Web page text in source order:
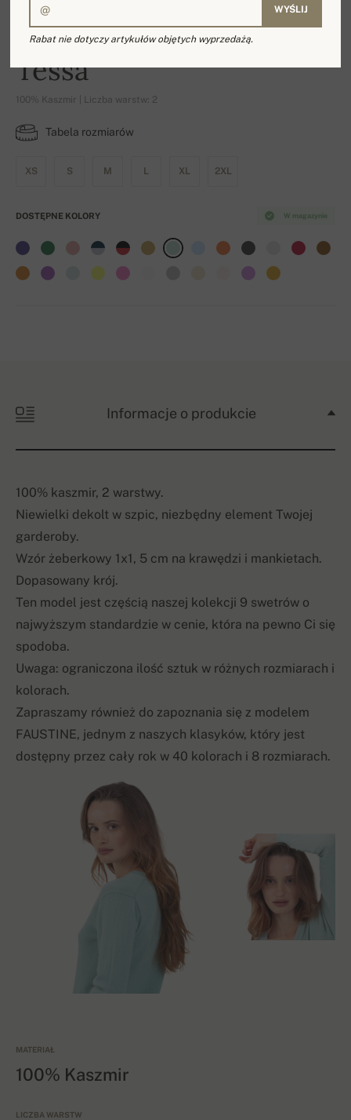
Tessa
100% Kaszmir | Liczba warstw: 2
Tabela rozmiarów
XS S M L XL 2XL
W magazynie
DOSTĘPNE KOLORY
Informacje o produkcie
100% kaszmir, 2 warstwy.
Niewielki dekolt w szpic, niezbędny element Twojej
garderoby.
Wzór żeberkowy 1x1, 5 cm na krawędzi i mankietach.
Dopasowany krój.
Ten model jest częścią naszej kolekcji 9 swetrów o
najwyższym standardzie w cenie, która na pewno Ci się
spodoba.
Uwaga: ograniczona ilość sztuk w różnych rozmiarach i
kolorach.
Zapraszamy również do zapoznania się z modelem
FAUSTINE, jednym z naszych klasyków, który jest
dostępny przez cały rok w 40 kolorach i 8 rozmiarach.
MATERIAŁ
100% Kaszmir
LICZBA WARSTW
WYŚLIJ
Rabat nie dotyczy artykułów objętych wyprzedażą.